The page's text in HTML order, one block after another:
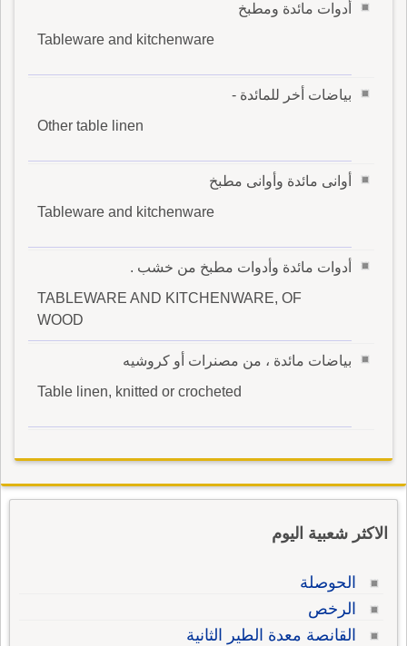
أدوات مائدة ومطبخ
Tableware and kitchenware
بياضات أخر للمائدة -
Other table linen
أوانى مائدة وأوانى مطبخ
Tableware and kitchenware
أدوات مائدة وأدوات مطبخ من خشب .
TABLEWARE AND KITCHENWARE, OF
WOOD
بياضات مائدة ، من مصنرات أو كروشيه
Table linen, knitted or crocheted
الاكثر شعبية اليوم
الحوصلة
الرخص
القانصة معدة الطير الثانية